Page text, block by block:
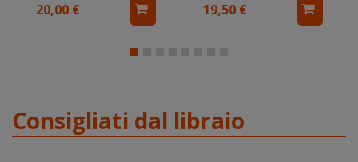
20,00 € 19,50 €
Consigliati dal libraio